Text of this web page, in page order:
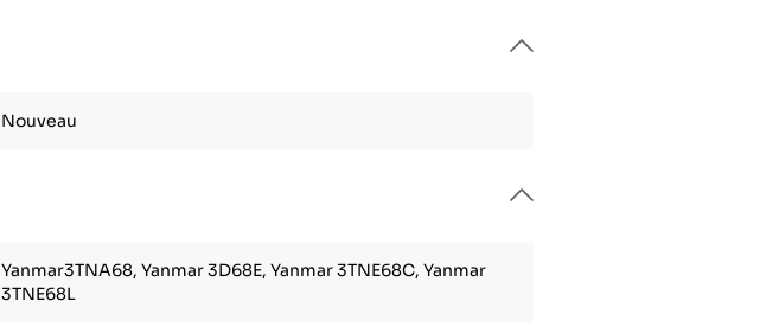
Nouveau
Yanmar3TNA68, Yanmar 3D68E, Yanmar 3TNE68C, Yanmar
3TNE68L